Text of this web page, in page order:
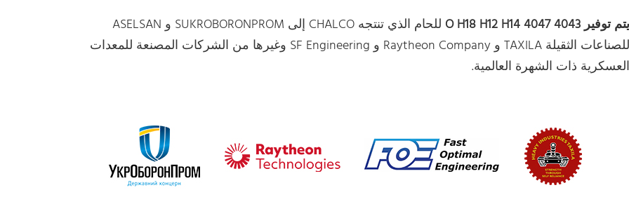
يتم توفير 4043 4047 O H18 H12 H14
للحام الذي تنتجه CHALCO إلى SUKROBORONPROM و ASELSAN
للصناعات الثقيلة TAXILA و Raytheon Company و SF Engineering وغيرها من الشركات المصنعة للمعدات
العسكرية ذات الشهرة العالمية.